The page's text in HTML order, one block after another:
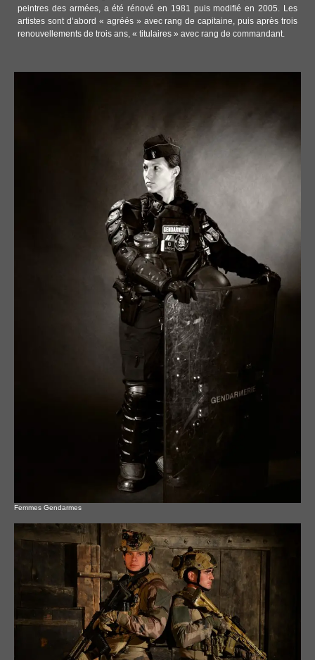
peintres des armées, a été rénové en 1981 puis modifié en 2005. Les
artistes sont d’abord « agréés » avec rang de capitaine, puis après trois
renouvellements de trois ans, « titulaires » avec rang de commandant.
Femmes Gendarmes